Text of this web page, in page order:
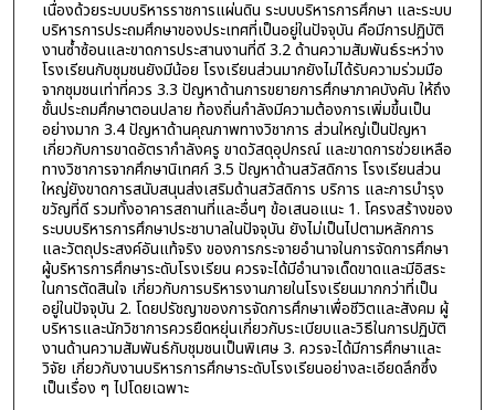
เนื่องด้วยระบบบริหารราชการแผ่นดิน ระบบบริหารการศึกษา และระบบ
บริหารการประถมศึกษาของประเทศที่เป็นอยู่ในปัจจุบัน คือมีการปฏิบัติ
งานซ้ำซ้อนและขาดการประสานงานที่ดี 3.2 ด้านความสัมพันธ์ระหว่าง
โรงเรียนกับชุมชนยังมีน้อย โรงเรียนส่วนมากยังไม่ได้รับความร่วมมือ
จากชุมชนเท่าที่ควร 3.3 ปัญหาด้านการขยายการศึกษาภาคบังคับ ให้ถึง
ชั้นประถมศึกษาตอนปลาย ท้องถิ่นกำลังมีความต้องการเพิ่มขึ้นเป็น
อย่างมาก 3.4 ปัญหาด้านคุณภาพทางวิชาการ ส่วนใหญ่เป็นปัญหา
เกี่ยวกับการขาดอัตรากำลังครู ขาดวัสดุอุปกรณ์ และขาดการช่วยเหลือ
ทางวิชาการจากศึกษานิเทศก์ 3.5 ปัญหาด้านสวัสดิการ โรงเรียนส่วน
ใหญ่ยังขาดการสนับสนุนส่งเสริมด้านสวัสดิการ บริการ และการบำรุง
ขวัญที่ดี รวมทั้งอาคารสถานที่และอื่นๆ ข้อเสนอแนะ 1. โครงสร้างของ
ระบบบริหารการศึกษาประชาบาลในปัจจุบัน ยังไม่เป็นไปตามหลักการ
และวัตถุประสงค์อันแท้จริง ของการกระจายอำนาจในการจัดการศึกษา
ผู้บริหารการศึกษาระดับโรงเรียน ควรจะได้มีอำนาจเด็ดขาดและมีอิสระ
ในการตัดสินใจ เกี่ยวกับการบริหารงานภายในโรงเรียนมากกว่าที่เป็น
อยู่ในปัจจุบัน 2. โดยปรัชญาของการจัดการศึกษาเพื่อชีวิตและสังคม ผู้
บริหารและนักวิชาการควรยืดหยุ่นเกี่ยวกับระเบียบและวิธีในการปฏิบัติ
งานด้านความสัมพันธ์กับชุมชนเป็นพิเศษ 3. ควรจะได้มีการศึกษาและ
วิจัย เกี่ยวกับงานบริหารการศึกษาระดับโรงเรียนอย่างละเอียดลึกซึ้ง
เป็นเรื่อง ๆ ไปโดยเฉพาะ